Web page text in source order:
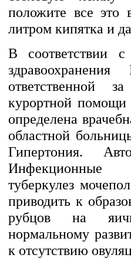
положите все это
литром кипятка и
В соответствии
здравоохранения
ответственной
курортной
определена
областной
Гипертония.
Инфекционные
туберкулез
приводить к
рубцов на
нормальному
к отсутствию